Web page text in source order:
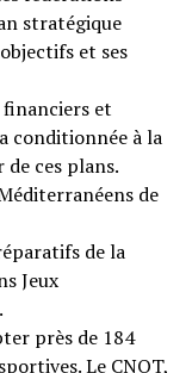
stratégique
et ses
et
conditionnée à la
ces plans.
de
de la
Jeux
près de 184
Le CNOT,